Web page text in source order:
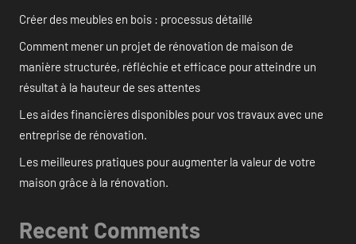
Créer des meubles en bois : processus détaillé
Comment mener un projet de rénovation de maison de
manière structurée, réfléchie et efficace pour atteindre un
résultat à la hauteur de ses attentes
Les aides financières disponibles pour vos travaux avec une
entreprise de rénovation.
Les meilleures pratiques pour augmenter la valeur de votre
maison grâce à la rénovation.
Recent Comments